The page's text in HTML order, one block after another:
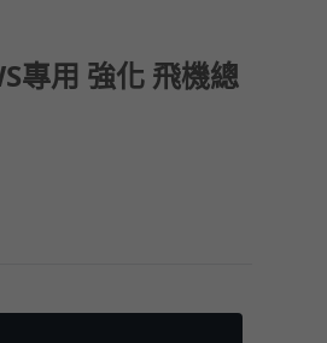
專用 強化 飛機總